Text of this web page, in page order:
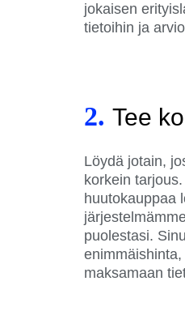
jokaisen
tietoihin ja
2. Tee
Löydä jotain,
korkein
huutokauppaa
puolestasi.
maksamaan